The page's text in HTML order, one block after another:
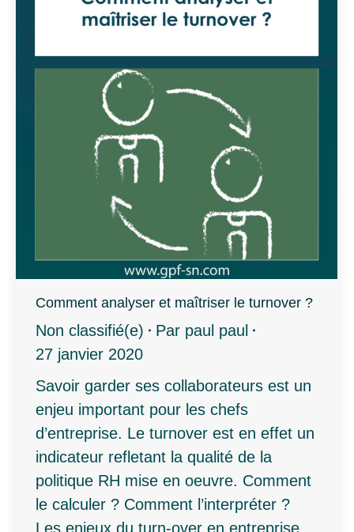
Comment analyser et maîtriser le turnover ?
Non classifié(e) Par paul paul
27 janvier 2020
Savoir garder ses collaborateurs est un
enjeu important pour les chefs
d’entreprise. Le turnover est en effet un
indicateur refletant la qualité de la
politique RH mise en oeuvre. Comment
le calculer ? Comment l’interpréter ?
Les enjeux du turn-over en entreprise